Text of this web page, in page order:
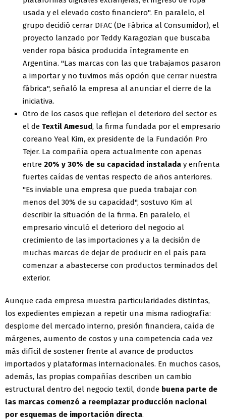
usada y el elevado costo financiero". En paralelo, el
grupo decidió cerrar DFAC (De Fábrica al Consumidor), el
proyecto lanzado por Teddy Karagozian que buscaba
vender ropa básica producida íntegramente en
Argentina. "Las marcas con las que trabajamos pasaron
a importar y no tuvimos más opción que cerrar nuestra
fábrica", señaló la empresa al anunciar el cierre de la
iniciativa.
Otro de los casos que reflejan el deterioro del sector es
el de Textil Amesud, la firma fundada por el empresario
coreano Yeal Kim, ex presidente de la Fundación Pro
Tejer. La compañía opera actualmente con apenas
entre 20% y 30% de su capacidad instalada y enfrenta
fuertes caídas de ventas respecto de años anteriores.
"Es inviable una empresa que pueda trabajar con
menos del 30% de su capacidad", sostuvo Kim al
describir la situación de la firma. En paralelo, el
empresario vinculó el deterioro del negocio al
crecimiento de las importaciones y a la decisión de
muchas marcas de dejar de producir en el país para
comenzar a abastecerse con productos terminados del
exterior.
Aunque cada empresa muestra particularidades distintas,
los expedientes empiezan a repetir una misma radiografía:
desplome del mercado interno, presión financiera, caída de
márgenes, aumento de costos y una competencia cada vez
más difícil de sostener frente al avance de productos
importados y plataformas internacionales. En muchos casos,
además, las propias compañías describen un cambio
estructural dentro del negocio textil, donde buena parte de
las marcas comenzó a reemplazar producción nacional
por esquemas de importación directa.